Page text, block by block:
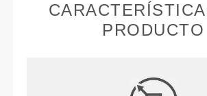
PRODUCTO